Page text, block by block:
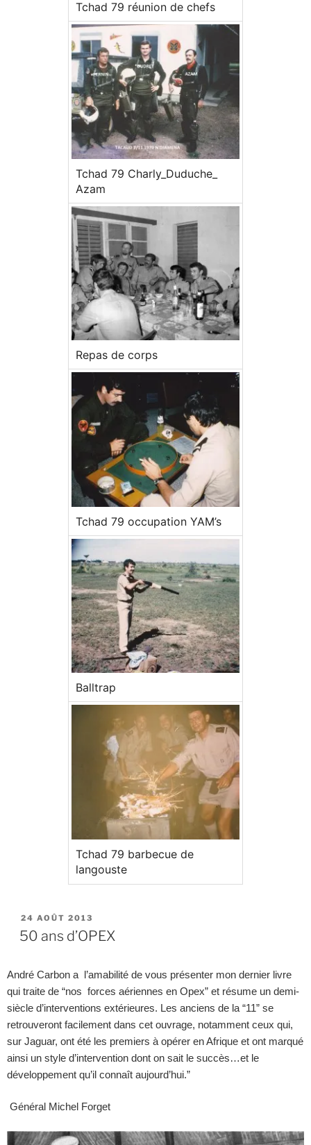
Tchad 79 réunion de chefs
Tchad 79 Charly_Duduche_
Azam
Repas de corps
Tchad 79 occupation YAM’s
Balltrap
Tchad 79 barbecue de
langouste
24 AOÛT 2013
50 ans d’OPEX
André Carbon a l’amabilité de vous présenter mon dernier livre
qui traite de “nos forces aériennes en Opex” et résume un demi-
siècle d’interventions extérieures. Les anciens de la “11” se
retrouveront facilement dans cet ouvrage, notamment ceux qui,
sur Jaguar, ont été les premiers à opérer en Afrique et ont marqué
ainsi un style d’intervention dont on sait le succès…et le
développement qu’il connaît aujourd’hui.”
Général Michel Forget